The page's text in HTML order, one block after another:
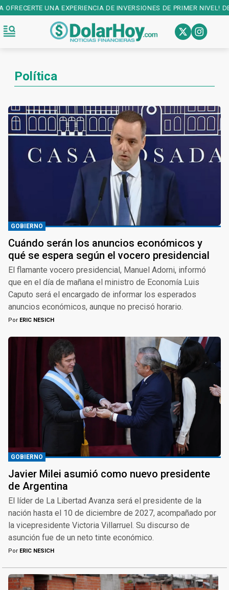
DE INVERSIONES DE PRIMER NIVEL! DESCARGALA EN: PLAY
Política
GOBIERNO
Cuándo serán los anuncios económicos y
qué se espera según el vocero presidencial
El flamante vocero presidencial, Manuel Adorni, informó
que en el día de mañana el ministro de Economía Luis
Caputo será el encargado de informar los esperados
anuncios económicos, aunque no precisó horario.
Por ERIC NESICH
GOBIERNO
Javier Milei asumió como nuevo presidente
de Argentina
El líder de La Libertad Avanza será el presidente de la
nación hasta el 10 de diciembre de 2027, acompañado por
la vicepresidente Victoria Villarruel. Su discurso de
asunción fue de un neto tinte económico.
Por ERIC NESICH